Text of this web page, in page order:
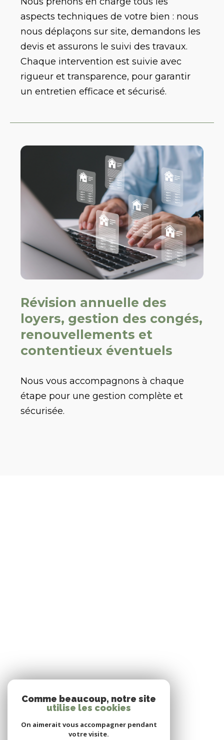
aspects techniques de votre bien : nous
nous déplaçons sur site, demandons les
devis et assurons le suivi des travaux.
Chaque intervention est suivie avec
rigueur et transparence, pour garantir
un entretien efficace et sécurisé.
Révision annuelle des
loyers, gestion des congés,
renouvellements et
contentieux éventuels
Nous vous accompagnons à chaque
étape pour une gestion complète et
sécurisée.
UNE ÉQUIPE LOCALE,
Comme beaucoup, notre site
utilise les cookies
On aimerait vous accompagner pendant
votre visite.